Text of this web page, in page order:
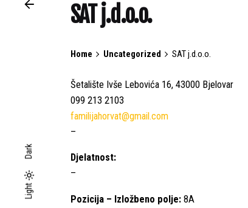
Light
Dark
Light
Dark
SAT j.d.o.o.
Home Uncategorized SAT j.d.o.o.
Šetalište Ivše Lebovića 16, 43000 Bjelovar
099 213 2103
familijahorvat@gmail.com
–
Djelatnost:
–
Pozicija – Izložbeno polje: 8A